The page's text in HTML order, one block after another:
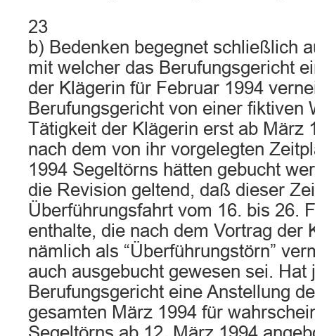
23
b) Bedenken begegnet schließlich
mit welcher das Berufungsgericht
der Klägerin für Februar 1994
Berufungsgericht von einer fiktiven
Tätigkeit der Klägerin erst ab März
nach dem von ihr vorgelegten
1994 Segeltörns hätten gebucht
die Revision geltend, daß dieser
Überführungsfahrt vom 16. bis 26.
enthalte, die nach dem Vortrag der
nämlich als “Überführungstörn”
auch ausgebucht gewesen sei. Hat
Berufungsgericht eine Anstellung
gesamten März 1994 für